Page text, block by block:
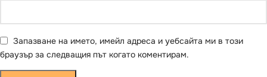
Запазване на името, имейл адреса и уебсайта ми в този
браузър за следващия път когато коментирам.